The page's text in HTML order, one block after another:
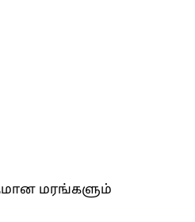
மரங்களும்